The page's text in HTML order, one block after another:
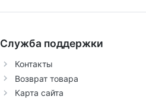
Служба поддержки
Контакты
Возврат товара
Карта сайта